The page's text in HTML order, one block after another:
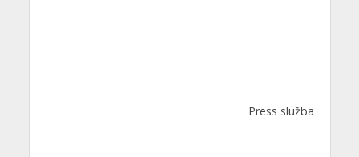
Press služba